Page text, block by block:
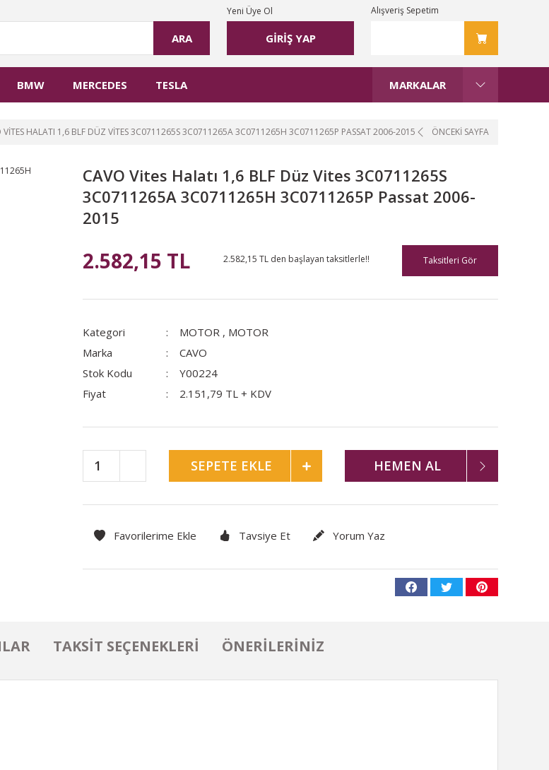
ARA GİRİŞ YAP
Yeni Üye Ol Alışveriş Sepetim
BMW MERCEDES TESLA MARKALAR
VITES HALATI 1,6 BLF DÜZ VITES 3C0711265S 3C0711265A 3C0711265H 3C0711265P PASSAT 2006-2015 ÖNCEKİ SAYFA
CAVO Vites Halatı 1,6 BLF Düz Vites 3C0711265S
3C0711265A 3C0711265H 3C0711265P Passat 2006-
2015
2.582,15 TL 2.582,15 TL den başlayan taksitlerle!! Taksitleri Gör
Kategori MOTOR , MOTOR
Marka
CAVO
Stok Kodu
Y00224
Fiyat
2.151,79 TL + KDV
SEPETE EKLE HEMEN AL
Tavsiye Et Yorum Yaz
TAKSIT SEÇENEKLERI ÖNERILERINIZ